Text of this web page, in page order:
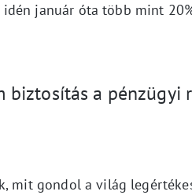
január óta több mint
biztosítás a pénzügyi
mit gondol a világ